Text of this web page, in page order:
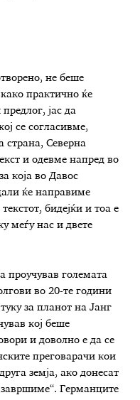
не беше
практично ќе
јас да
се согласивме,
страна, Северна
и одевме напред во
која во Давос
ќе направиме
бидејќи и тоа е
меѓу нас и двете
проучував големата
во 20-те години
за планот на Јанг
кој беше
и доволно е да се
преговарачи кои
земја, ако донесат
Германците